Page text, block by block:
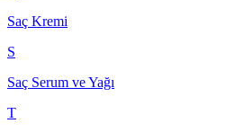
Saç Kremi
S
Saç Serum ve Yağı
T